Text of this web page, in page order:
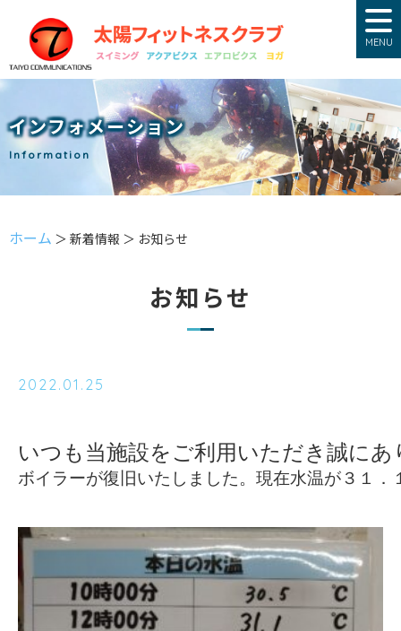
MENU
インフォメーション
Information
ホーム ＞ 新着情報 ＞ お知らせ
お知らせ
2022.01.25
ボイラーが復旧いたしました。現在水温が３１